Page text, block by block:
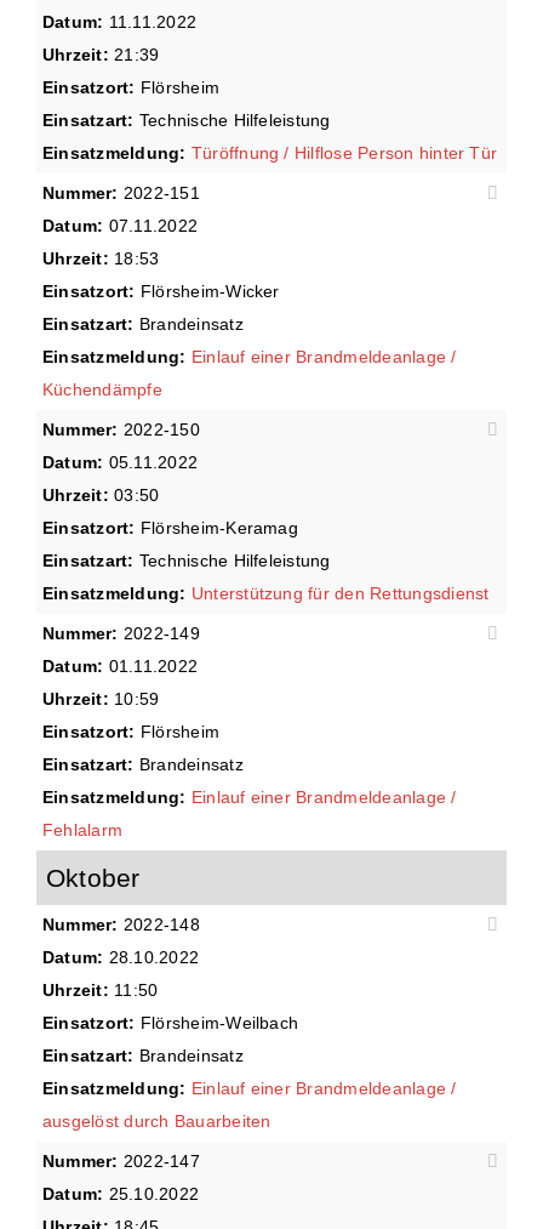
Datum: 11.11.2022
Uhrzeit: 21:39
Einsatzort: Flörsheim
Einsatzart: Technische Hilfeleistung
Einsatzmeldung: Türöffnung / Hilflose Person hinter Tür
Nummer: 2022-151
Datum: 07.11.2022
Uhrzeit: 18:53
Einsatzort: Flörsheim-Wicker
Einsatzart: Brandeinsatz
Einsatzmeldung: Einlauf einer Brandmeldeanlage /
Küchendämpfe
Nummer: 2022-150
Datum: 05.11.2022
Uhrzeit: 03:50
Einsatzort: Flörsheim-Keramag
Einsatzart: Technische Hilfeleistung
Einsatzmeldung: Unterstützung für den Rettungsdienst
Nummer: 2022-149
Datum: 01.11.2022
Uhrzeit: 10:59
Einsatzort: Flörsheim
Einsatzart: Brandeinsatz
Einsatzmeldung: Einlauf einer Brandmeldeanlage /
Fehlalarm
Oktober
Nummer: 2022-148
Datum: 28.10.2022
Uhrzeit: 11:50
Einsatzort: Flörsheim-Weilbach
Einsatzart: Brandeinsatz
Einsatzmeldung: Einlauf einer Brandmeldeanlage /
ausgelöst durch Bauarbeiten
Nummer: 2022-147
Datum: 25.10.2022